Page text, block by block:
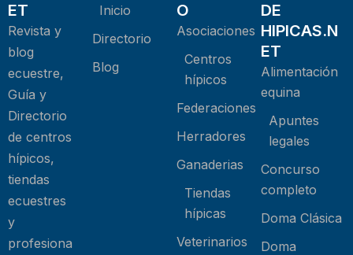
ET
Revista y
blog
ecuestre,
Guía y
Directorio
de centros
hípicos,
tiendas
ecuestres
y
profesiona
Inicio
Directorio
Blog
O
Asociaciones
Centros
hípicos
Federaciones
Herradores
Ganaderias
Tiendas
hípicas
Veterinarios
DE
HIPICAS.N
ET
Alimentación
equina
Apuntes
legales
Concurso
completo
Doma Clásica
Doma